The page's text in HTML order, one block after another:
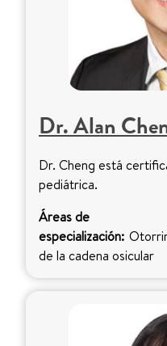
Dr. Alan
Dr. Cheng está
pediátrica.
Áreas de
especialización:
de la cadena osicular